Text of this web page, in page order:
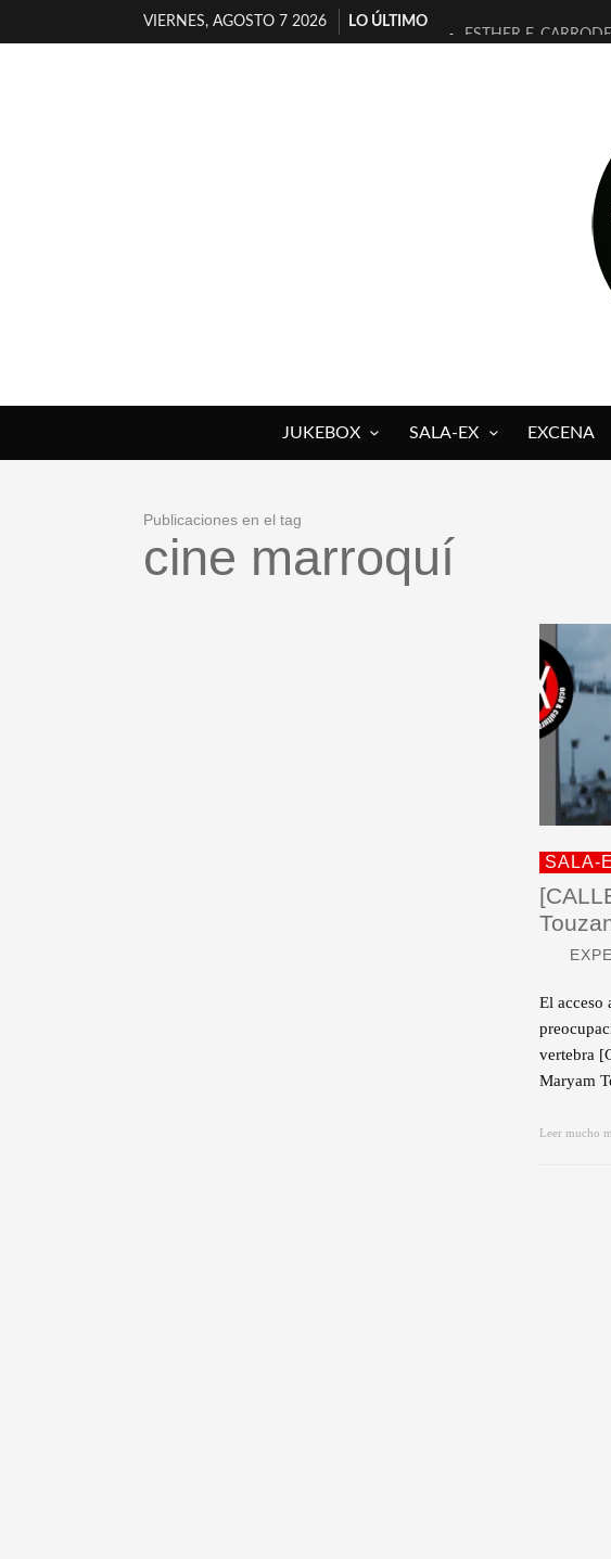
VIERNES, AGOSTO 7 2026
LO ÚLTIMO
ESTHER F.
[ELECTRA JONDA]
TIMBRE 4, LA
30 AÑOS (NO ES
MILITARES JUDÍAS
D’BALDOMEROS
MARSHALL FLASH
JOFRE BARDAGÍ
JUKEBOX SALA-EX EXCENA
Publicaciones en el tag
cine marroquí
SALA-
El acceso
vertebra
Maryam
Leer mucho